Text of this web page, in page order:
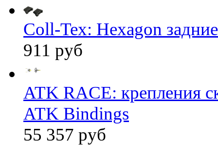
Coll-Tex: Hexagon
911 руб
ATK RACE: крепления
ATK Bindings
55 357 руб